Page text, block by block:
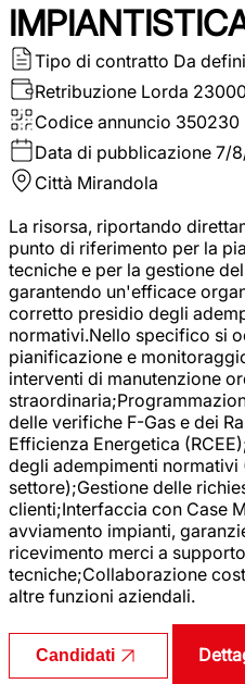
Tipo di contratto Da
Retribuzione Lorda
Codice annuncio 350230
Data di pubblicazione 7/
Città Mirandola
La risorsa, riportando
punto di riferimento per la
tecniche e per la gestione
garantendo un'efficace
corretto presidio degli
normativi.Nello specifico si
pianificazione e
interventi di manutenzione
delle verifiche F-Gas e dei
Efficienza Energetica
degli adempimenti normativi
settore);Gestione delle
clienti;Interfaccia con Case
avviamento impianti,
ricevimento merci a
tecniche;Collaborazione
altre funzioni aziendali.
Candidati